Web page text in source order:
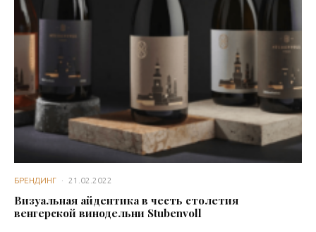
БРЕНДИНГ · 21.02.2022
Визуальная айдентика в честь столетия
венгерской винодельни Stubenvoll